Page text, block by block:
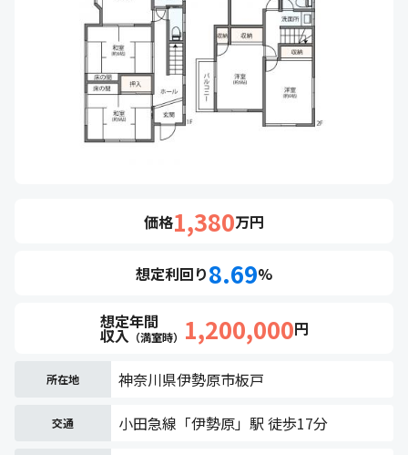
価格1,380万円
想定利回り8.69%
想定年間
収入 （満室時） 1,200,000円
所在地 神奈川県伊勢原市板戸
交通 小田急線「伊勢原」駅 徒歩17分